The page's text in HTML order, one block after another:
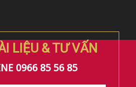
LIỆU & TƯ VẤN
0966 85 56 85